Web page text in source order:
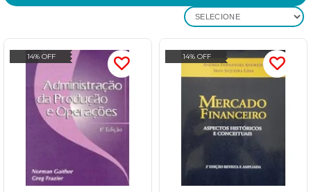
SELECIONE
14% OFF 14% OFF